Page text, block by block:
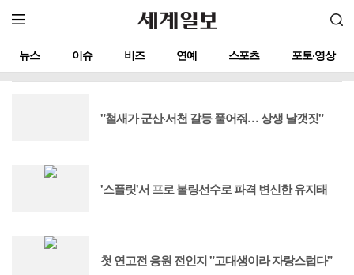
뉴스 이슈 비즈 연예 스포츠 포토·영상
"철새가 군산·서천 갈등 풀어줘… 상생 날갯짓"
'스플릿'서 프로 볼링선수로 파격 변신한 유지태
첫 연고전 응원 전인지 "고대생이라 자랑스럽다"